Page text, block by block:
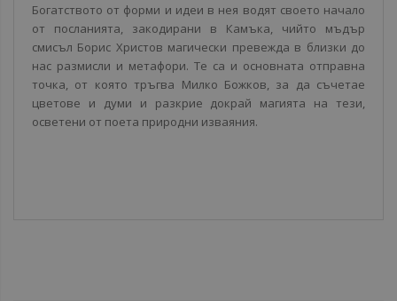
Богатството от форми и идеи в нея водят своето начало
от посланията, закодирани в Камъка, чийто мъдър
смисъл Борис Христов магически превежда в близки до
нас размисли и метафори. Те са и основната отправна
точка, от която тръгва Милко Божков, за да съчетае
цветове и думи и разкрие докрай магията на тези,
осветени от поета природни изваяния.